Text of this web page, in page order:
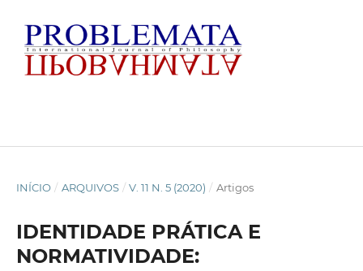
INÍCIO / ARQUIVOS / V. 11 N. 5 (2020) / Artigos
IDENTIDADE PRÁTICA E
NORMATIVIDADE: